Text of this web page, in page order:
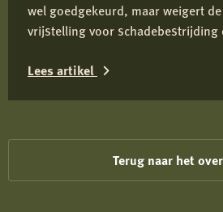
wel goedgekeurd, maar weigert
vrijstelling voor schadebestrijding
juist in een cruciale periode voor
Lees artikel
Provincie
Terug naar het